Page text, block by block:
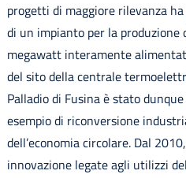
progetti di maggiore rilevanza
di un impianto per la
megawatt interamente
del sito della centrale
Palladio di Fusina è stato
esempio di riconversione
dell’economia circolare. Dal
innovazione legate agli utilizzi